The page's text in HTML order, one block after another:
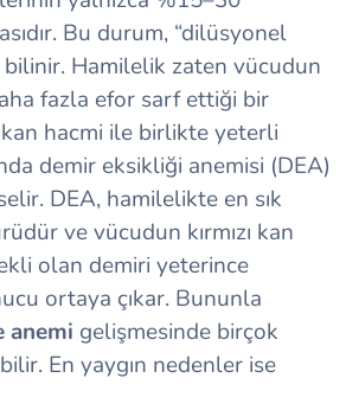
Bu durum, “dilüsyonel
bilinir. Hamilelik zaten vücudun
fazla efor sarf ettiği bir
hacmi ile birlikte yeterli
demir eksikliği anemisi (DEA)
DEA, hamilelikte en sık
ve vücudun kırmızı kan
olan demiri yeterince
ortaya çıkar. Bununla
anemi gelişmesinde birçok
En yaygın nedenler ise